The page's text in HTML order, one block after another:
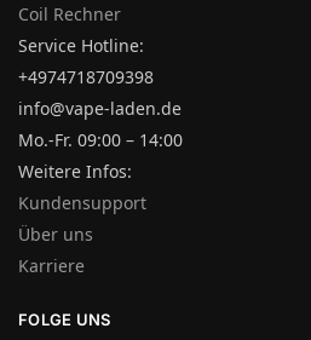
Coil Rechner
Service Hotline:
+4974718709398
info@vape-laden.de
Mo.-Fr. 09:00 – 14:00
Weitere Infos:
Kundensupport
Über uns
Karriere
FOLGE UNS